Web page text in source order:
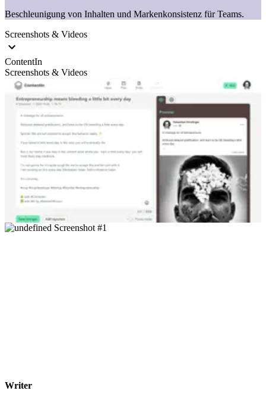
Beschleunigung von Inhalten und Markenkonsistenz für Teams.
Screenshots & Videos
ContentIn
Screenshots & Videos
Writer